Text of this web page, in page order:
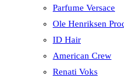
Parfume Versace
Ole Henriksen
ID Hair
American Crew
Renati Voks